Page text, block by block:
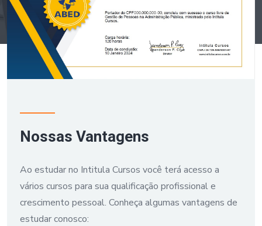
Nossas Vantagens
Ao estudar no Intitula Cursos você terá acesso a
vários cursos para sua qualificação profissional e
crescimento pessoal. Conheça algumas vantagens de
estudar conosco: